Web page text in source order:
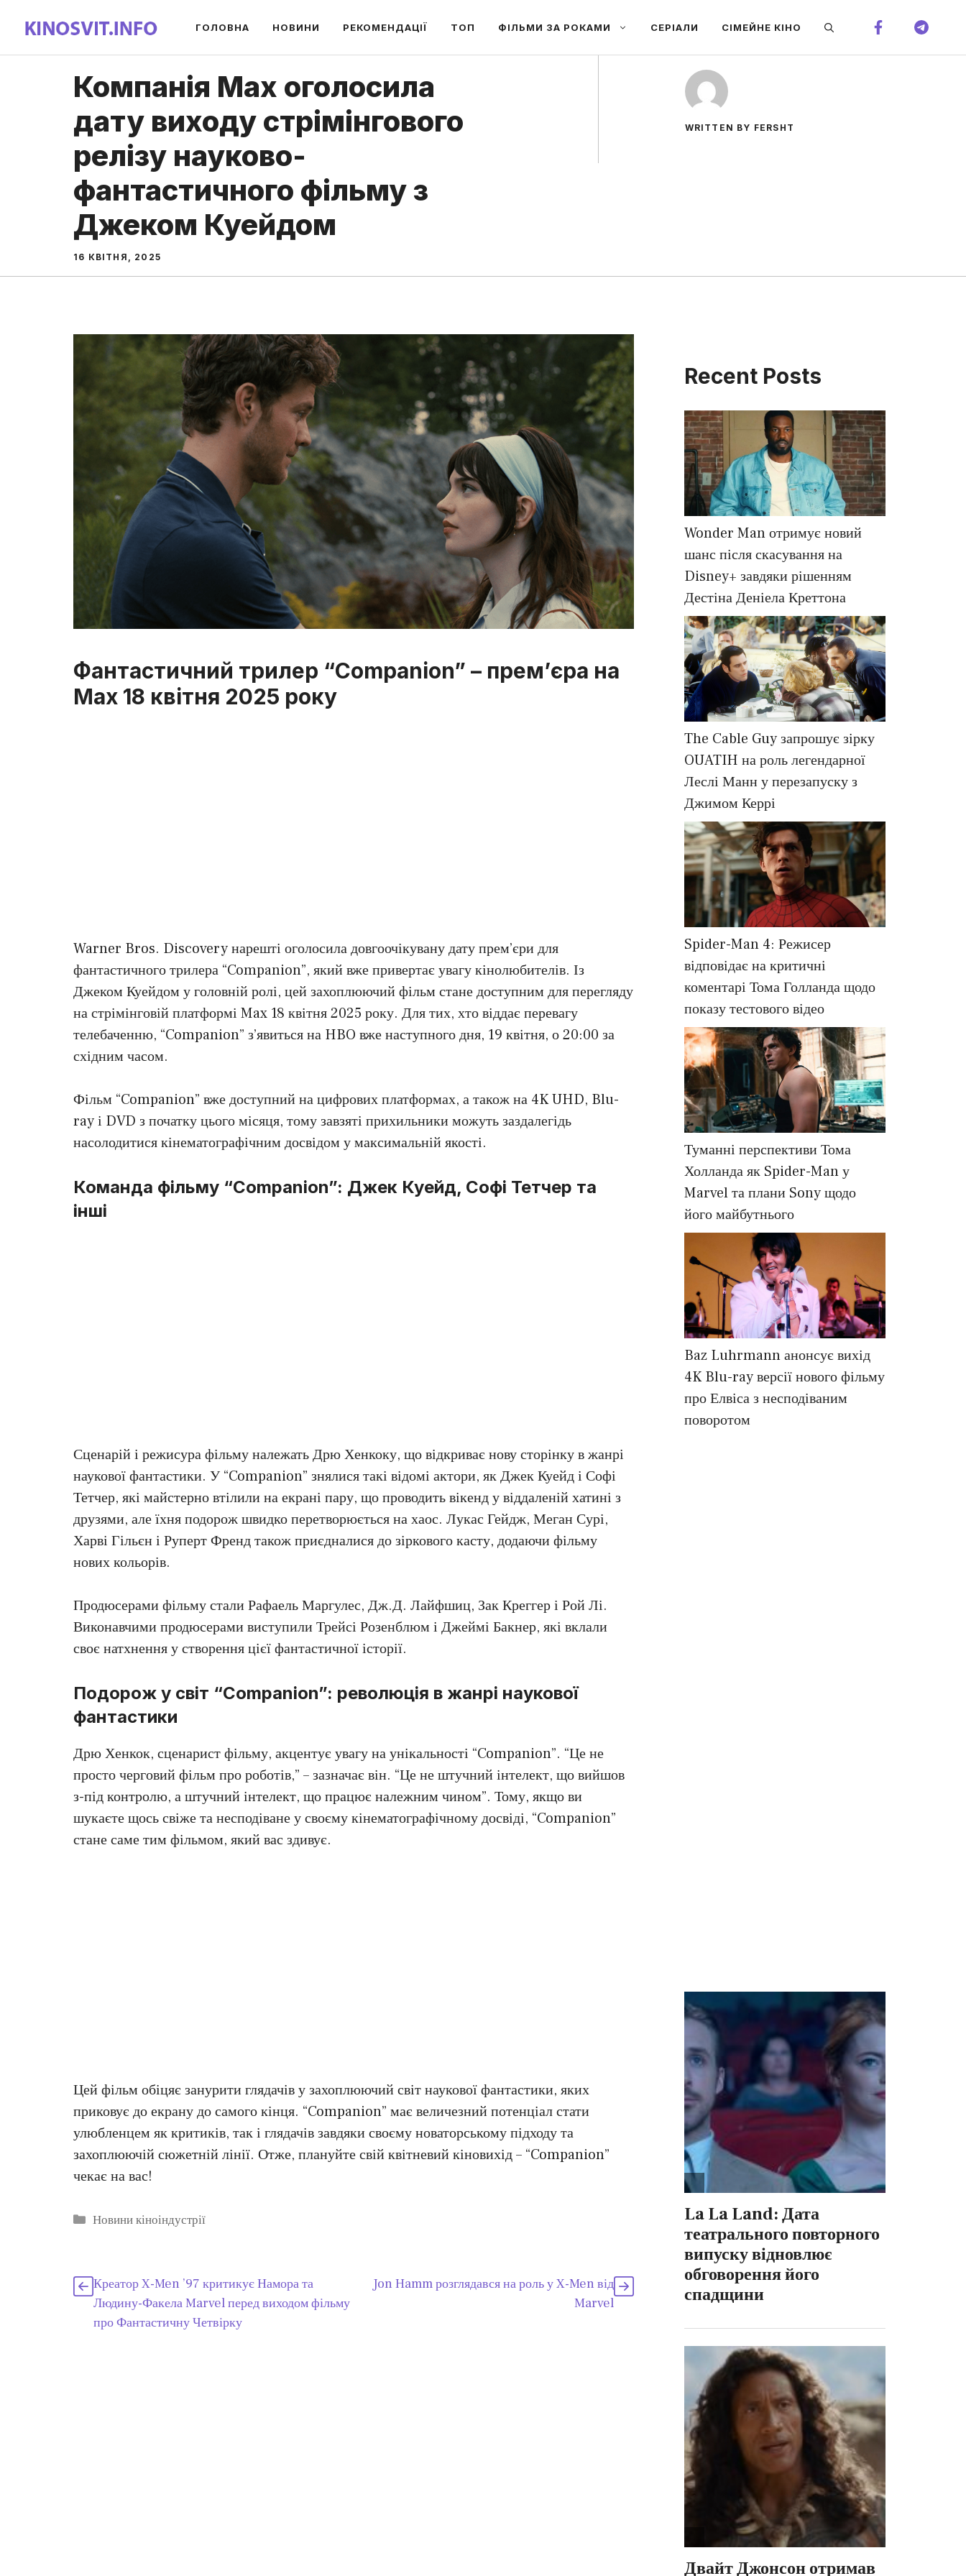
вмісту
ГОЛОВНА НОВИНИ РЕКОМЕНДАЦІЇ ТОП ФІЛЬМИ ЗА РОКАМИ СЕРІАЛИ СІМЕЙНЕ КІНО
Компанія Max оголосила
дату виходу стрімінгового
релізу науково-
фантастичного фільму з
Джеком Куейдом
16 КВІТНЯ, 2025
WRITTEN BY FERSHT
Фантастичний трилер “Companion” – прем’єра на
Max 18 квітня 2025 року
Warner Bros. Discovery нарешті оголосила довгоочікувану дату прем’єри для
фантастичного трилера “Companion”, який вже привертає увагу кінолюбителів. Із
Джеком Куейдом у головній ролі, цей захоплюючий фільм стане доступним для перегляду
на стрімінговій платформі Max 18 квітня 2025 року. Для тих, хто віддає перевагу
телебаченню, “Companion” з’явиться на HBO вже наступного дня, 19 квітня, о 20:00 за
східним часом.
Фільм “Companion” вже доступний на цифрових платформах, а також на 4K UHD, Blu-
ray і DVD з початку цього місяця, тому завзяті прихильники можуть заздалегідь
насолодитися кінематографічним досвідом у максимальній якості.
Команда фільму “Companion”: Джек Куейд, Софі Тетчер та
інші
Сценарій і режисура фільму належать Дрю Хенкоку, що відкриває нову сторінку в жанрі
наукової фантастики. У “Companion” знялися такі відомі актори, як Джек Куейд і Софі
Тетчер, які майстерно втілили на екрані пару, що проводить вікенд у віддаленій хатині з
друзями, але їхня подорож швидко перетворюється на хаос. Лукас Гейдж, Меган Сурі,
Харві Гільєн і Руперт Френд також приєдналися до зіркового касту, додаючи фільму
нових кольорів.
Продюсерами фільму стали Рафаель Маргулес, Дж.Д. Лайфшиц, Зак Креггер і Рой Лі.
Виконавчими продюсерами виступили Трейсі Розенблюм і Джеймі Бакнер, які вклали
своє натхнення у створення цієї фантастичної історії.
Подорож у світ “Companion”: революція в жанрі наукової
фантастики
Дрю Хенкок, сценарист фільму, акцентує увагу на унікальності “Companion”. “Це не
просто черговий фільм про роботів,” – зазначає він. “Це не штучний інтелект, що вийшов
з-під контролю, а штучний інтелект, що працює належним чином”. Тому, якщо ви
шукаєте щось свіже та несподіване у своєму кінематографічному досвіді, “Companion”
стане саме тим фільмом, який вас здивує.
Цей фільм обіцяє занурити глядачів у захоплюючий світ наукової фантастики, яких
приковує до екрану до самого кінця. “Companion” має величезний потенціал стати
улюбленцем як критиків, так і глядачів завдяки своєму новаторському підходу та
захоплюючій сюжетній лінії. Отже, плануйте свій квітневий кіновихід – “Companion”
чекає на вас!
Категорії
Новини кіноіндустрії
Креатор X-Men ’97 критикує Намора та
Людину-Факела Marvel перед виходом фільму
про Фантастичну Четвірку
Jon Hamm розглядався на роль у X-Men від
Marvel
Recent Posts
Wonder Man отримує новий
шанс після скасування на
Disney+ завдяки рішенням
Дестіна Деніела Креттона
The Cable Guy запрошує зірку
OUATIH на роль легендарної
Леслі Манн у перезапуску з
Джимом Керрі
Spider-Man 4: Режисер
відповідає на критичні
коментарі Тома Голланда щодо
показу тестового відео
Туманні перспективи Тома
Холланда як Spider-Man у
Marvel та плани Sony щодо
його майбутнього
Baz Luhrmann анонсує вихід
4K Blu-ray версії нового фільму
про Елвіса з несподіваним
поворотом